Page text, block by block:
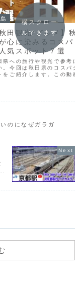
秋田観光/グルメ】秋
心に染みるコスパ
気スポット７選
県への旅行や観光で参考に
。今回は秋田県のコスパグ
をご紹介します。この動画
こちらから。（賢く...
横スクロー
ルできます
のになぜガラガ